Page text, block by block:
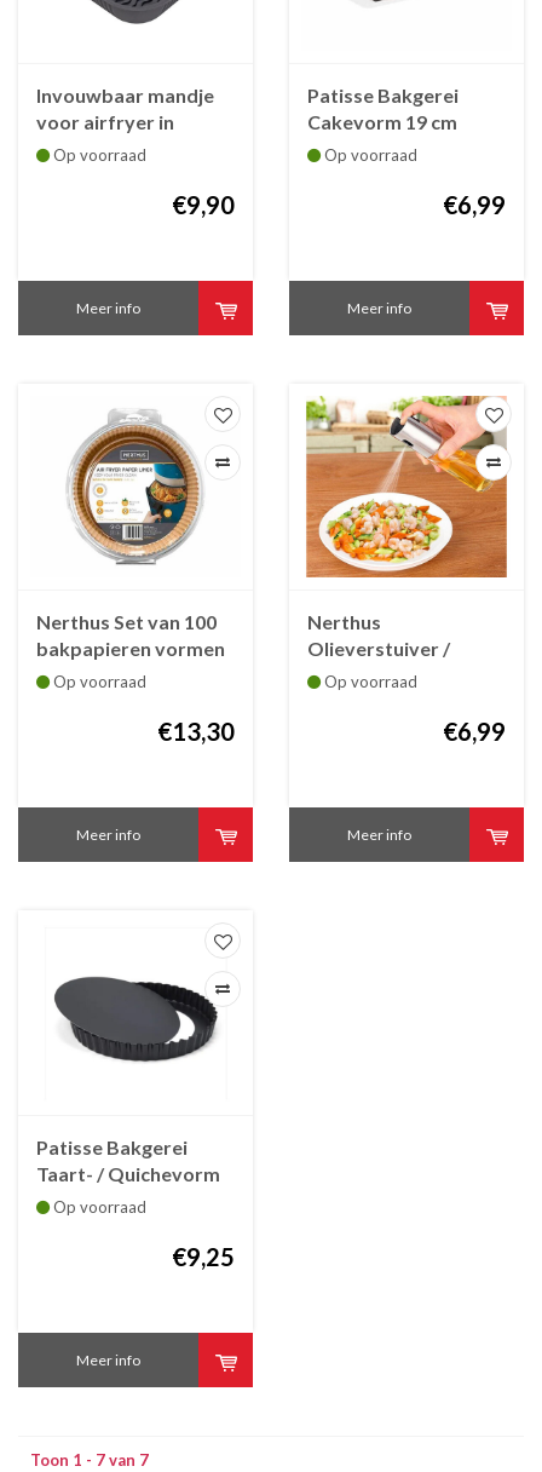
Invouwbaar mandje
voor airfryer in
siliconen 21.5 x 20.5 x
Op voorraad
€9,90
Meer info
Patisse Bakgerei
Cakevorm 19 cm
antikleef Patisse -
Op voorraad
€6,99
Meer info
Nerthus Set van 100
bakpapieren vormen
20 cm voor in de
Op voorraad
€13,30
Meer info
Nerthus
Olieverstuiver /
Oliespray glas /
Op voorraad
€6,99
Meer info
Patisse Bakgerei
Taart- / Quichevorm
met losse bodem 20
Op voorraad
€9,25
Meer info
Toon 1 - 7 van 7